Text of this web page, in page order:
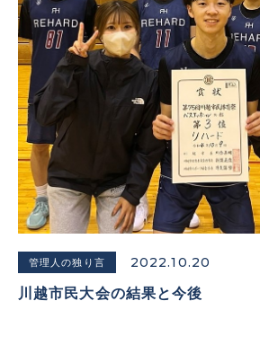
管理人の独り言 2022.10.20
川越市民大会の結果と今後